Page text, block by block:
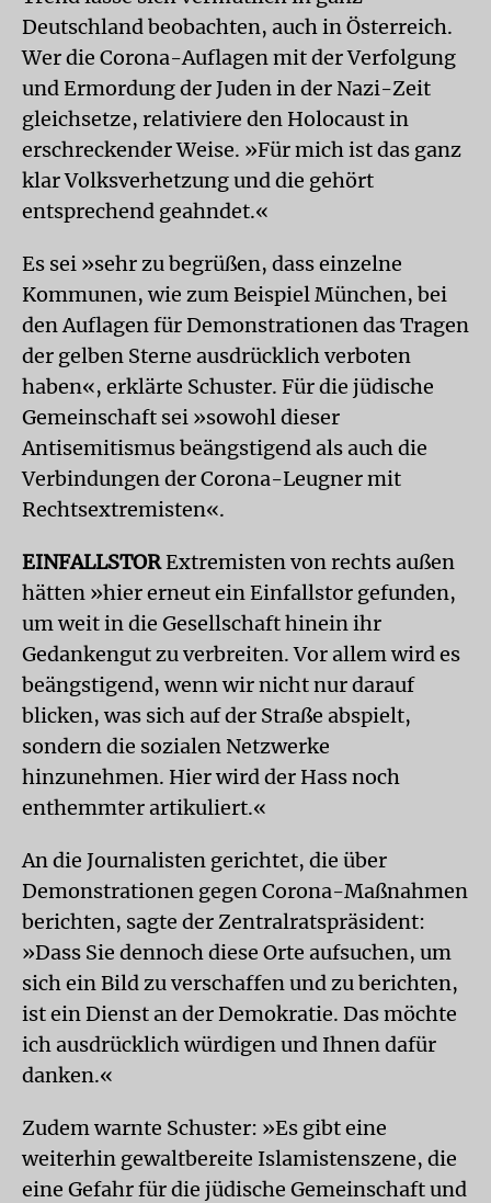
Deutschland beobachten, auch in Österreich.
Wer die Corona-Auflagen mit der Verfolgung
und Ermordung der Juden in der Nazi-Zeit
gleichsetze, relativiere den Holocaust in
erschreckender Weise. »Für mich ist das ganz
klar Volksverhetzung und die gehört
entsprechend geahndet.«
Es sei »sehr zu begrüßen, dass einzelne
Kommunen, wie zum Beispiel München, bei
den Auflagen für Demonstrationen das Tragen
der gelben Sterne ausdrücklich verboten
haben«, erklärte Schuster. Für die jüdische
Gemeinschaft sei »sowohl dieser
Antisemitismus beängstigend als auch die
Verbindungen der Corona-Leugner mit
Rechtsextremisten«.
EINFALLSTORExtremisten von rechts außen
hätten »hier erneut ein Einfallstor gefunden,
um weit in die Gesellschaft hinein ihr
Gedankengut zu verbreiten. Vor allem wird es
beängstigend, wenn wir nicht nur darauf
blicken, was sich auf der Straße abspielt,
sondern die sozialen Netzwerke
hinzunehmen. Hier wird der Hass noch
enthemmter artikuliert.«
An die Journalisten gerichtet, die über
Demonstrationen gegen Corona-Maßnahmen
berichten, sagte der Zentralratspräsident:
»Dass Sie dennoch diese Orte aufsuchen, um
sich ein Bild zu verschaffen und zu berichten,
ist ein Dienst an der Demokratie. Das möchte
ich ausdrücklich würdigen und Ihnen dafür
danken.«
Zudem warnte Schuster: »Es gibt eine
weiterhin gewaltbereite Islamistenszene, die
eine Gefahr für die jüdische Gemeinschaft und